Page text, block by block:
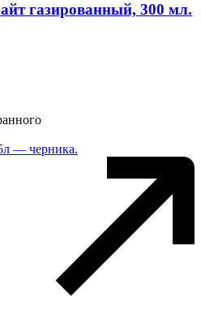
газированный, 300 мл.